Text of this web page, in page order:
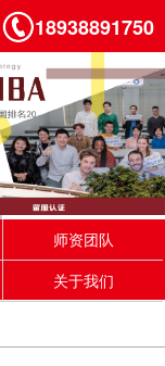
18938891750
师资团队
关于我们